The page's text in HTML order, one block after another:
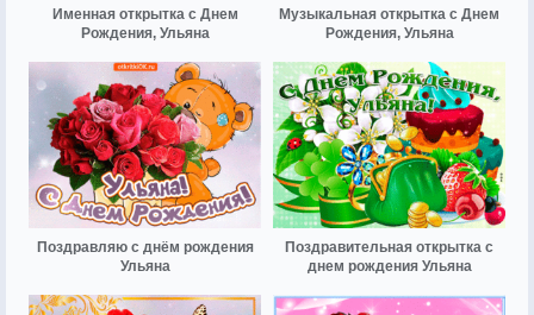
Именная открытка с Днем
Рождения, Ульяна
Музыкальная открытка с Днем
Рождения, Ульяна
Поздравляю с днём рождения
Ульяна
Поздравительная открытка с
днем рождения Ульяна